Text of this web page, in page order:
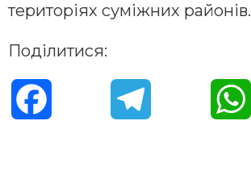
територіях суміжних районів.
Поділитися: